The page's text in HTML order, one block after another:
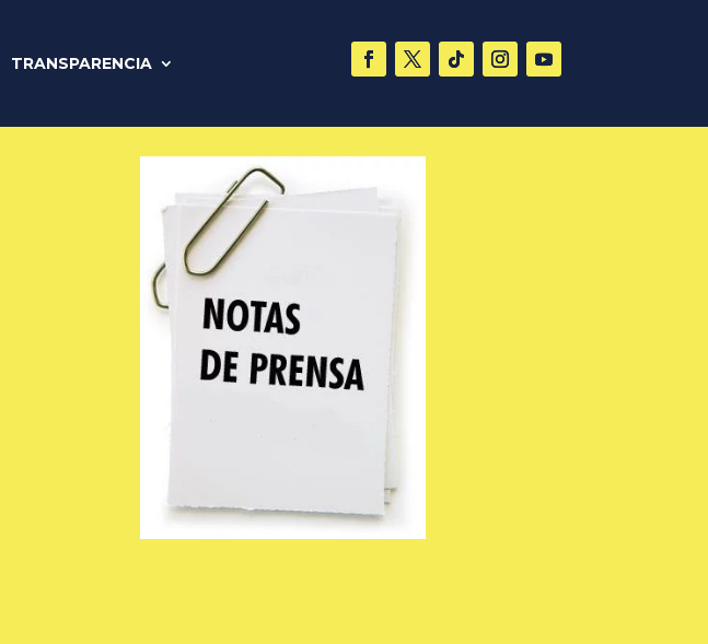
TRANSPARENCIA